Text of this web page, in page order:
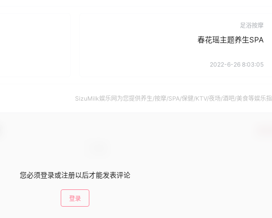
足浴按摩
春花瑶主题养生SPA
2022-6-26 8:03:05
SizuMilk娱乐网为您提供养生/按摩/SPA/保健/KTV/夜场/酒吧/美食等娱乐指
您必须登录或注册以后才能发表评论
登录